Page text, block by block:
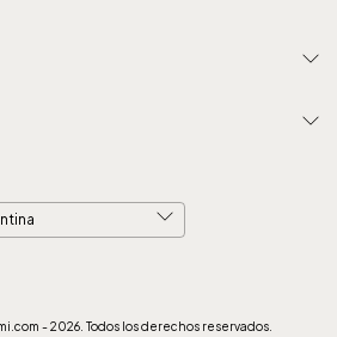
- 2026. Todos los derechos reservados.